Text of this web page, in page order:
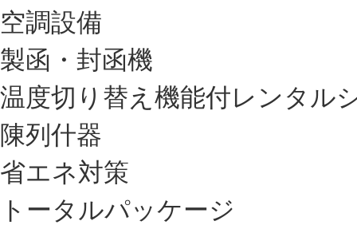
空調設備
製函・封函機
温度切り替え機能付レンタル
陳列什器
省エネ対策
トータルパッケージ